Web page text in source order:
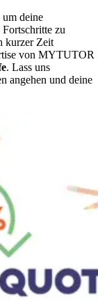
deine
zu
kurzer Zeit
von MYTUTOR
. Lass uns
angehen und deine